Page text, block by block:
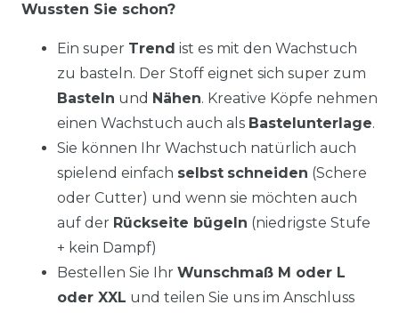
Wussten Sie schon?
Ein super Trend ist es mit den Wachstuch
zu basteln. Der Stoff eignet sich super zum
Basteln und Nähen. Kreative Köpfe nehmen
einen Wachstuch auch als Bastelunterlage.
Sie können Ihr Wachstuch natürlich auch
spielend einfach selbst schneiden (Schere
oder Cutter) und wenn sie möchten auch
auf der Rückseite bügeln (niedrigste Stufe
+ kein Dampf)
Bestellen Sie Ihr Wunschmaß M oder L
oder XXL und teilen Sie uns im Anschluss